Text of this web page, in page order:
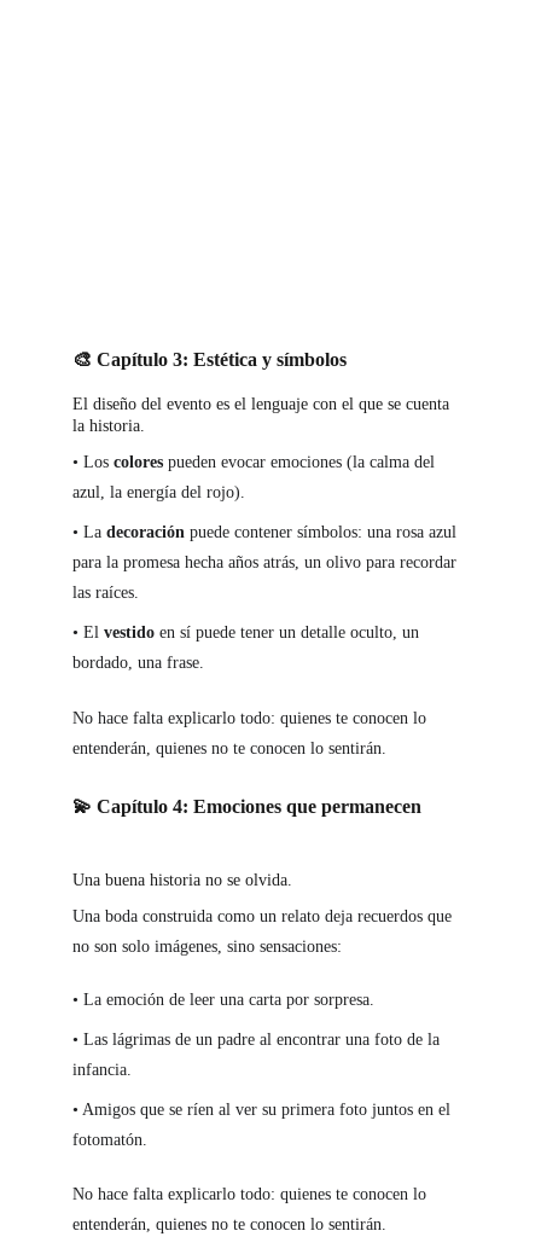
🎨 Capítulo 3: Estética y símbolos
El diseño del evento es el lenguaje con el que se cuenta
la historia.
• Los colores pueden evocar emociones (la calma del
azul, la energía del rojo).
• La decoración puede contener símbolos: una rosa azul
para la promesa hecha años atrás, un olivo para recordar
las raíces.
• El vestido en sí puede tener un detalle oculto, un
bordado, una frase.
No hace falta explicarlo todo: quienes te conocen lo
entenderán, quienes no te conocen lo sentirán.
💫 Capítulo 4: Emociones que permanecen
Una buena historia no se olvida.
Una boda construida como un relato deja recuerdos que
no son solo imágenes, sino sensaciones:
• La emoción de leer una carta por sorpresa.
• Las lágrimas de un padre al encontrar una foto de la
infancia.
• Amigos que se ríen al ver su primera foto juntos en el
fotomatón.
No hace falta explicarlo todo: quienes te conocen lo
entenderán, quienes no te conocen lo sentirán.